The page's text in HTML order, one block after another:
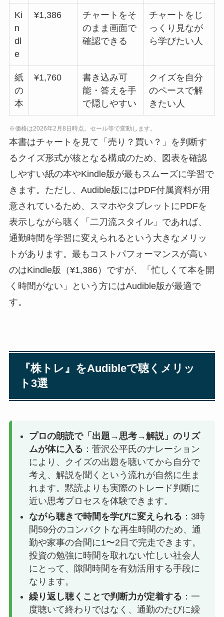
Ki
n
dl
e
¥1,386
チャートをそ
のまま画面で
確認できる
チャートをじ
っくり見なが
ら学びたい人
紙
の
本
¥1,760
書き込み可
能・答えを手
で隠しやすい
クイズを自分
のペースで解
きたい人
※価格は2026年2月8日時点。セール等で変動します。
本書はチャートを見て「売り？買い？」を判断す
るクイズ形式が核となる構成のため、図表を確認
しやすい紙の本やKindle版が最もスムーズに学習で
きます。ただし、Audible版にはPDF付属資料が用
意されているため、スマホやタブレットにPDFを
表示しながら聴く「二刀流スタイル」であれば、
通勤時間を学習に変えられるという大きなメリッ
トがあります。最もコストパフォーマンスが高い
のはKindle版（¥1,386）ですが、「忙しくて本を開
く時間がない」という方にはAudible版が最適で
す。
『株トレ』をAudibleで聴くメリッ
ト3選
プロの朗読で「出題→思考→解説」のリズ
ムが体に入る ：菅沢公平氏のナレーション
により、クイズの出題を聴いてから自分で
考え、解説を聞くという流れが自然に生ま
れます。黙読よりも実際のトレード判断に
近い思考プロセスを体験できます。
ながら聴きで時間を学びに変えられる ：3時
間59分のコンパクトな再生時間のため、通
勤や家事の合間に1〜2日で完走できます。
投資の勉強に時間を取れない忙しい社会人
にとって、隙間時間を有効活用する手段に
なります。
繰り返し聴くことで判断力が定着する ：一
度聴いて終わりではなく、通勤のたびに繰